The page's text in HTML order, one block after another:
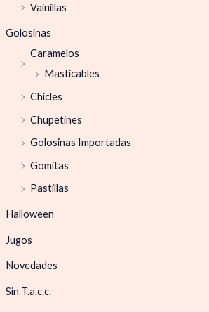
Vainillas
Golosinas
Caramelos
Masticables
Chicles
Chupetines
Golosinas Importadas
Gomitas
Pastillas
Halloween
Jugos
Novedades
Sin T.a.c.c.